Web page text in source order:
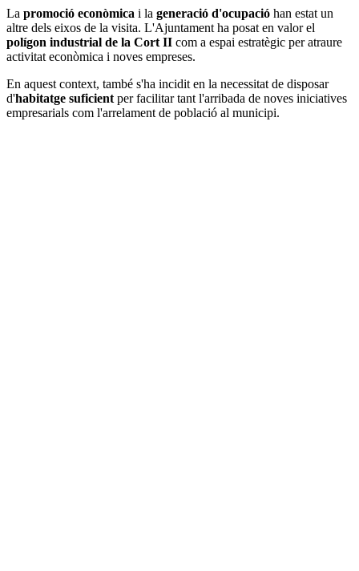
La promoció econòmica i la generació d'ocupació han estat un
altre dels eixos de la visita. L'Ajuntament ha posat en valor el
polígon industrial de la Cort II com a espai estratègic per atraure
activitat econòmica i noves empreses.
En aquest context, també s'ha incidit en la necessitat de disposar
d'habitatge suficient per facilitar tant l'arribada de noves iniciatives
empresarials com l'arrelament de població al municipi.